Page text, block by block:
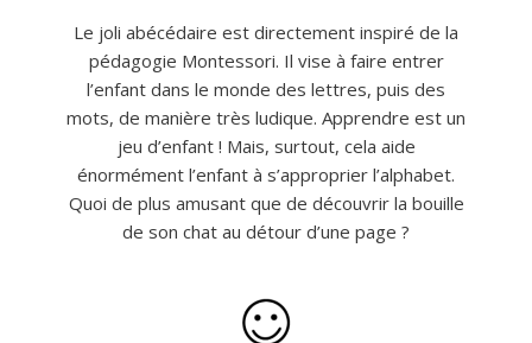
Le joli abécédaire est directement inspiré de la
pédagogie Montessori. Il vise à faire entrer
l’enfant dans le monde des lettres, puis des
mots, de manière très ludique. Apprendre est un
jeu d’enfant ! Mais, surtout, cela aide
énormément l’enfant à s’approprier l’alphabet.
Quoi de plus amusant que de découvrir la bouille
de son chat au détour d’une page ?